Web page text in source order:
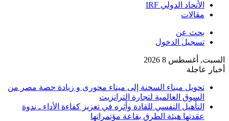
الأتحاد الدولي IRF
مقالات
بحث عن
تسجيل الدخول
السبت, أغسطس 8 2026
أخبار عاجلة
تحويل ميناء السخنة إلى ميناء محورى و زيادة حصة مصر من
السوق العالمية لتجارة الترانزيت
التأهيل النفسي للقادة وأثره في تعزيز كفاءة الأداء ـ ندوة
عقدتها هيئة الطرق بقاعة مؤتمراتها